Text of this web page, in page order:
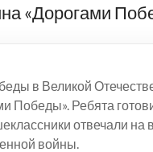
«Дорогами
в Великой
Победы». Ребята
отвечали
войны.